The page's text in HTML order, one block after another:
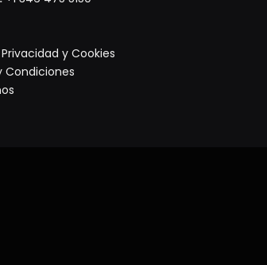
y Cookies
Condiciones